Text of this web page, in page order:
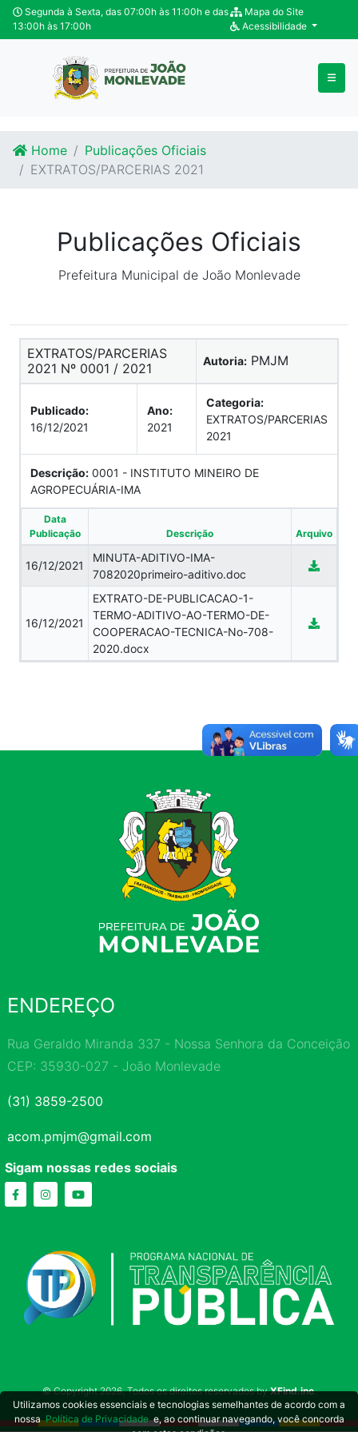
Ir para o conteúdo
Ir para o fim do conteúdo
Segunda à Sexta, das 07:00h às 11:00h e das
13:00h às 17:00h
Mapa do Site
Acessibilidade
Home
Publicações Oficiais
EXTRATOS/PARCERIAS 2021
Publicações Oficiais
Prefeitura Municipal de João Monlevade
EXTRATOS/PARCERIAS
2021 Nº 0001 / 2021
Autoria: PMJM
Publicado:
16/12/2021
Ano:
2021
Categoria:
EXTRATOS/PARCERIAS
2021
Descrição: 0001 - INSTITUTO MINEIRO DE
AGROPECUÁRIA-IMA
Data
Publicação
Descrição Arquivo
16/12/2021
MINUTA-ADITIVO-IMA-
7082020primeiro-aditivo.doc
16/12/2021
EXTRATO-DE-PUBLICACAO-1-
TERMO-ADITIVO-AO-TERMO-DE-
COOPERACAO-TECNICA-No-708-
2020.docx
ENDEREÇO
Rua Geraldo Miranda 337 - Nossa Senhora da Conceição
CEP: 35930-027 - João Monlevade
(31) 3859-2500
acom.pmjm@gmail.com
Sigam nossas redes sociais
© Copyright 2026, Todos os direitos reservados byXFind.inc.
Utilizamos cookies essenciais e tecnologias semelhantes de acordo com a
nossaPolítica de Privacidadee, ao continuar navegando, você concorda